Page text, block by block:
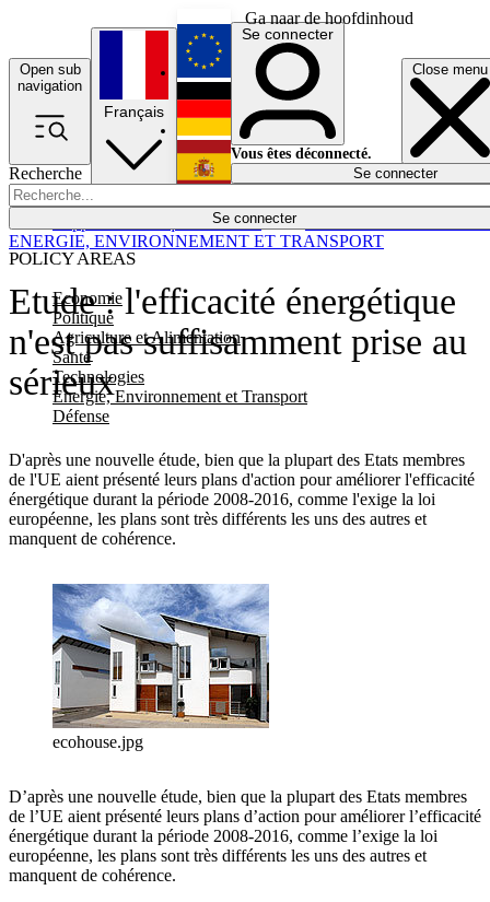
Ga naar de hoofdinhoud
Open sub
navigation
Close menu
Recherche
Se connecter
POLICY AREAS
Economie
Politique
Agriculture et Alimentation
Santé
Technologies
Energie, Environnement et Transport
Défense
Économie
Français
English
Deutsch
Español
Se connecter
Vous êtes déconnecté.
Se connecter
Etude : l'efficacité énergétique
n'est pas suffisamment prise au
sérieux
D'après une nouvelle étude, bien que la plupart des Etats membres
de l'UE aient présenté leurs plans d'action pour améliorer l'efficacité
énergétique durant la période 2008-2016, comme l'exige la loi
européenne, les plans sont très différents les uns des autres et
manquent de cohérence.
ENERGIE, ENVIRONNEMENT ET TRANSPORT
ecohouse.jpg
D’après une nouvelle étude, bien que la plupart des Etats membres
de l’UE aient présenté leurs plans d’action pour améliorer l’efficacité
énergétique durant la période 2008-2016, comme l’exige la loi
européenne, les plans sont très différents les uns des autres et
manquent de cohérence.